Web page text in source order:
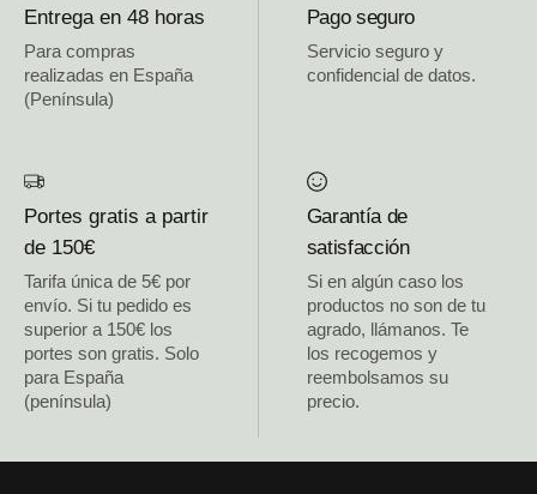
Entrega en 48 horas
Para compras
realizadas en España
(Península)
Pago seguro
Servicio seguro y
confidencial de datos.
Portes gratis a partir
de 150€
Tarifa única de 5€ por
envío. Si tu pedido es
superior a 150€ los
portes son gratis. Solo
para España
(península)
Garantía de
satisfacción
Si en algún caso los
productos no son de tu
agrado, llámanos. Te
los recogemos y
reembolsamos su
precio.